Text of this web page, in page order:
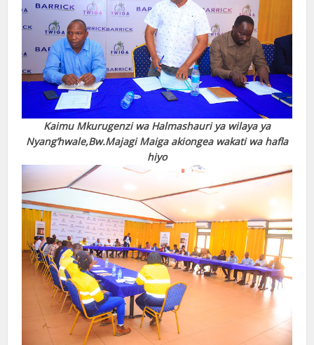
Kaimu Mkurugenzi wa Halmashauri ya wilaya ya
Nyang’hwale,Bw.Majagi Maiga akiongea wakati wa hafla
hiyo